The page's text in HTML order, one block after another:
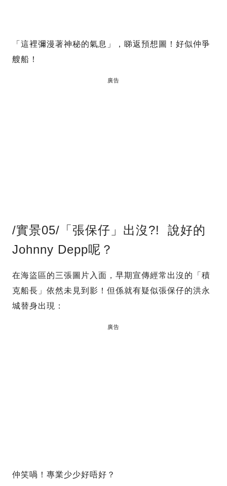
「這裡彌漫著神秘的氣息」，睇返預想圖！好似仲爭
艘船！
廣告
/實景05/「張保仔」出沒?! 說好的
Johnny Depp呢？
在海盜區的三張圖片入面，早期宣傳經常出沒的「積
克船長」依然未見到影！但係就有疑似張保仔的洪永
城替身出現：
廣告
仲笑喎！專業少少好唔好？